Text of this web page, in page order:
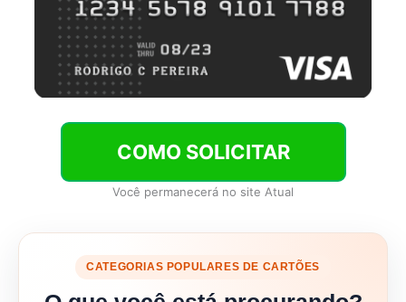
COMO SOLICITAR
Você permanecerá no site Atual
CATEGORIAS POPULARES DE CARTÕES